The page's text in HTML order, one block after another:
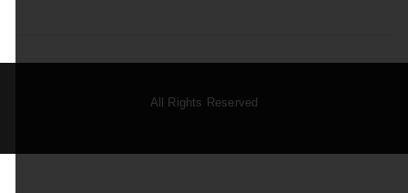
All Rights Reserved